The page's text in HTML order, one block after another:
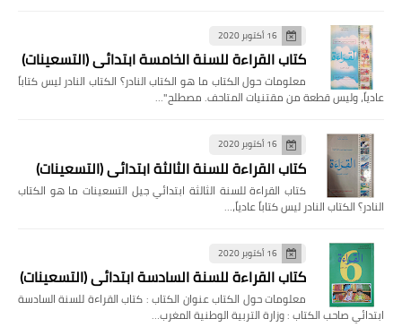
16 أكتوبر 2020
كتاب القراءة للسنة الخامسة ابتدائي (التسعينات)
معلومات حول الكتاب ما هو الكتاب النادر؟ الكتاب النادر ليس كتاباً
عادياً، وليس قطعة من مقتنيات المتاحف. مصطلح "…
16 أكتوبر 2020
كتاب القراءة للسنة الثالثة ابتدائي (التسعينات)
كتاب القراءة للسنة الثالثة ابتدائي جيل التسعينات ما هو الكتاب
النادر؟ الكتاب النادر ليس كتاباً عادياً،…
16 أكتوبر 2020
كتاب القراءة للسنة السادسة ابتدائي (التسعينات)
معلومات حول الكتاب عنوان الكتاب : كتاب القراءة للسنة السادسة
ابتدائي صاحب الكتاب : وزارة التربية الوطنية المغرب…